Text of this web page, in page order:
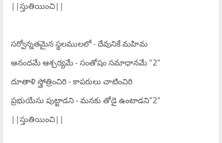
||స్తుతియించి||
సర్వోన్నతమైన స్థలములలో - దేవునికే మహిమ
ఆనందమే ఆశ్చర్యమే - సంతోషం సమాధానమే "2"
దూతాళి స్త్రోత్రించిరి - కాపరులు చాటించిరి
ప్రభుయేసు పుట్టాడని - మనకు తోడై ఉంటాడని"2"
||స్తుతియించి||